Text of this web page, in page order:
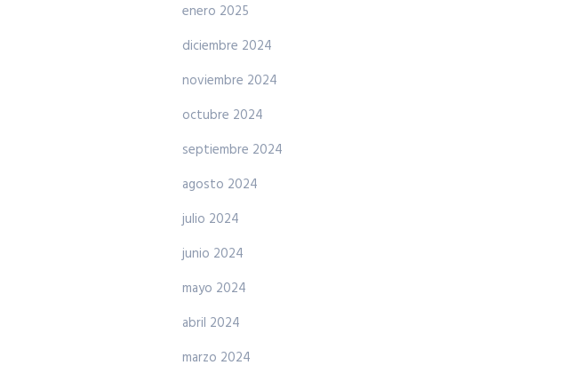
enero 2025
diciembre 2024
noviembre 2024
octubre 2024
septiembre 2024
agosto 2024
julio 2024
junio 2024
mayo 2024
abril 2024
marzo 2024